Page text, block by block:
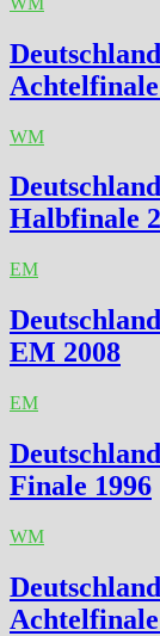
Achtelfinale
WM
Halbfinale
EM
EM 2008
EM
Finale 1996
WM